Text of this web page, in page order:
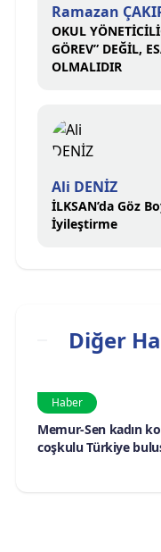
Ramazan
OKUL
GÖREV” DEĞİL,
OLMALIDIR
Ali DENİZ
İLKSAN’da Göz
İyileştirme
Diğer
Haber
Memur-Sen kadın
coşkulu Türkiye